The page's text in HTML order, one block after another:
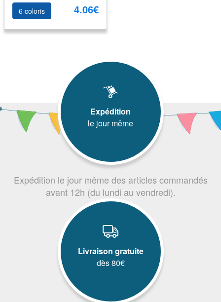
6 coloris 4.06€
Expédition
le jour même
Expédition le jour même des articles commandés
avant 12h (du lundi au vendredi).
Livraison gratuite
dès 80€